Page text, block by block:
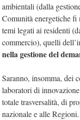
ambientali (dalla
Comunità energetiche fi
temi legati ai residenti
commercio), quelli
nella gestione del
Saranno, insomma, dei
laboratori di
totale trasversalità, di
nazionale e alle